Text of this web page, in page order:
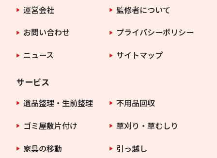
運営会社
監修者について
お問い合わせ
プライバシーポリシー
ニュース
サイトマップ
サービス
遺品整理・生前整理
不用品回収
ゴミ屋敷片付け
草刈り・草むしり
家具の移動
引っ越し